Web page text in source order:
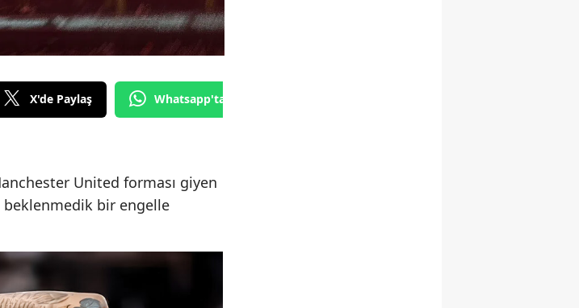
X'de Paylaş Whatsapp'tan Gönder
United forması giyen
beklenmedik bir engelle